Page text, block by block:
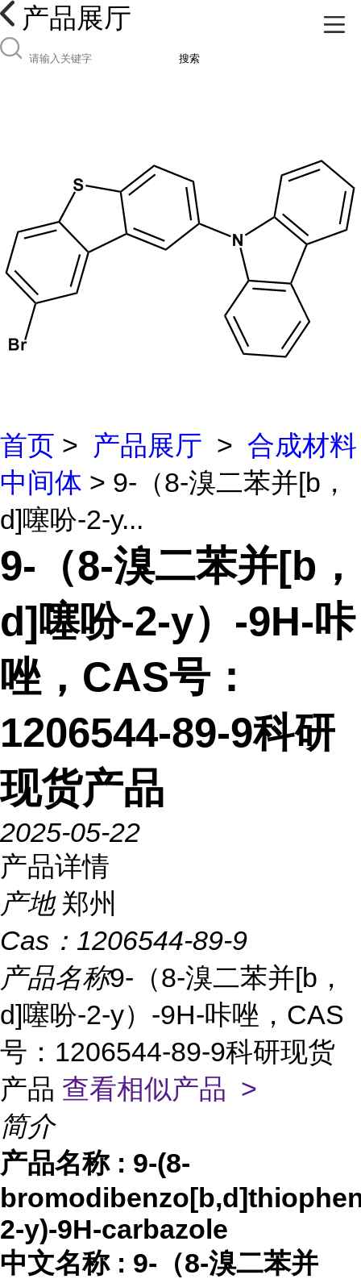
产品展厅
搜索
首页 > 产品展厅 > 合成材料
中间体 > 9-（8-溴二苯并[b，
d]噻吩-2-y...
9-（8-溴二苯并[b，
d]噻吩-2-y）-9H-咔
唑，CAS号：
1206544-89-9科研
现货产品
2025-05-22
产品详情
产地 郑州
Cas： 1206544-89-9
产品名称9-（8-溴二苯并[b，
d]噻吩-2-y）-9H-咔唑，CAS
号：1206544-89-9科研现货
产品 查看相似产品 >
简介
产品名称 : 9-(8-
2-y)-9H-carbazole
中文名称 : 9-（8-溴二苯并